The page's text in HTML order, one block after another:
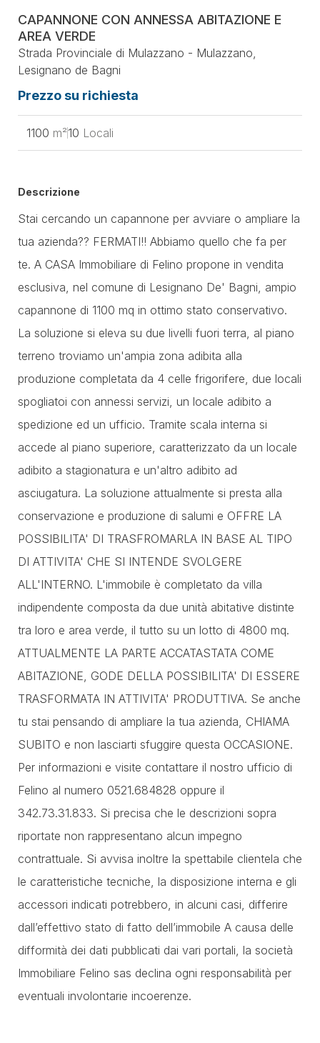
CAPANNONE CON ANNESSA ABITAZIONE E
AREA VERDE
Strada Provinciale di Mulazzano - Mulazzano,
Lesignano de Bagni
Prezzo su richiesta
1100 m²10 Locali
Descrizione
Stai cercando un capannone per avviare o ampliare la
tua azienda?? FERMATI!! Abbiamo quello che fa per
te. A CASA Immobiliare di Felino propone in vendita
esclusiva, nel comune di Lesignano De' Bagni, ampio
capannone di 1100 mq in ottimo stato conservativo.
La soluzione si eleva su due livelli fuori terra, al piano
terreno troviamo un'ampia zona adibita alla
produzione completata da 4 celle frigorifere, due locali
spogliatoi con annessi servizi, un locale adibito a
spedizione ed un ufficio. Tramite scala interna si
accede al piano superiore, caratterizzato da un locale
adibito a stagionatura e un'altro adibito ad
asciugatura. La soluzione attualmente si presta alla
conservazione e produzione di salumi e OFFRE LA
POSSIBILITA' DI TRASFROMARLA IN BASE AL TIPO
DI ATTIVITA' CHE SI INTENDE SVOLGERE
ALL'INTERNO. L'immobile è completato da villa
indipendente composta da due unità abitative distinte
tra loro e area verde, il tutto su un lotto di 4800 mq.
ATTUALMENTE LA PARTE ACCATASTATA COME
ABITAZIONE, GODE DELLA POSSIBILITA' DI ESSERE
TRASFORMATA IN ATTIVITA' PRODUTTIVA. Se anche
tu stai pensando di ampliare la tua azienda, CHIAMA
SUBITO e non lasciarti sfuggire questa OCCASIONE.
Per informazioni e visite contattare il nostro ufficio di
Felino al numero 0521.684828 oppure il
342.73.31.833. Si precisa che le descrizioni sopra
riportate non rappresentano alcun impegno
contrattuale. Si avvisa inoltre la spettabile clientela che
le caratteristiche tecniche, la disposizione interna e gli
accessori indicati potrebbero, in alcuni casi, differire
dall’effettivo stato di fatto dell’immobile A causa delle
difformità dei dati pubblicati dai vari portali, la società
Immobiliare Felino sas declina ogni responsabilità per
eventuali involontarie incoerenze.